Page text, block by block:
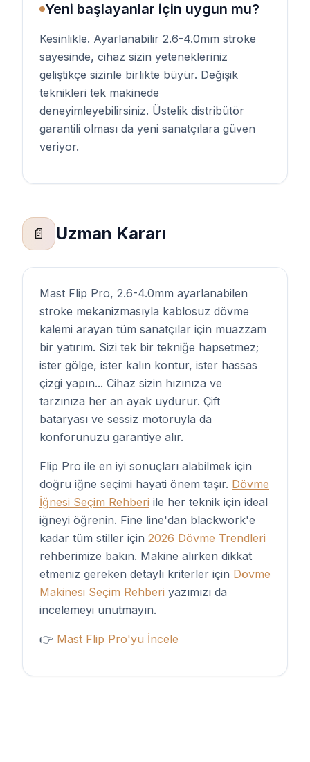
Yeni başlayanlar için uygun mu?
Kesinlikle. Ayarlanabilir 2.6-4.0mm stroke
sayesinde, cihaz sizin yetenekleriniz
geliştikçe sizinle birlikte büyür. Değişik
teknikleri tek makinede
deneyimleyebilirsiniz. Üstelik distribütör
garantili olması da yeni sanatçılara güven
veriyor.
📄 Uzman Kararı
Mast Flip Pro, 2.6-4.0mm ayarlanabilen
stroke mekanizmasıyla kablosuz dövme
kalemi arayan tüm sanatçılar için muazzam
bir yatırım. Sizi tek bir tekniğe hapsetmez;
ister gölge, ister kalın kontur, ister hassas
çizgi yapın... Cihaz sizin hızınıza ve
tarzınıza her an ayak uydurur. Çift
bataryası ve sessiz motoruyla da
konforunuzu garantiye alır.
Flip Pro ile en iyi sonuçları alabilmek için
doğru iğne seçimi hayati önem taşır. Dövme
İğnesi Seçim Rehberi ile her teknik için ideal
iğneyi öğrenin. Fine line'dan blackwork'e
kadar tüm stiller için 2026 Dövme Trendleri
rehberimize bakın. Makine alırken dikkat
etmeniz gereken detaylı kriterler için Dövme
Makinesi Seçim Rehberi yazımızı da
incelemeyi unutmayın.
👉 Mast Flip Pro'yu İncele